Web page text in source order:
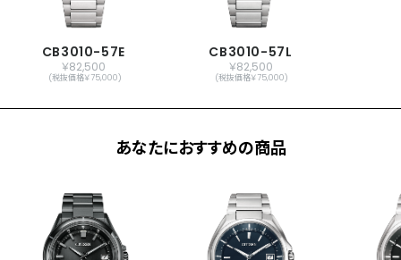
CB3010-57E
￥82,500
(税抜価格￥75,000)
CB3010-57L
￥82,500
(税抜価格￥75,000)
あなたにおすすめの商品